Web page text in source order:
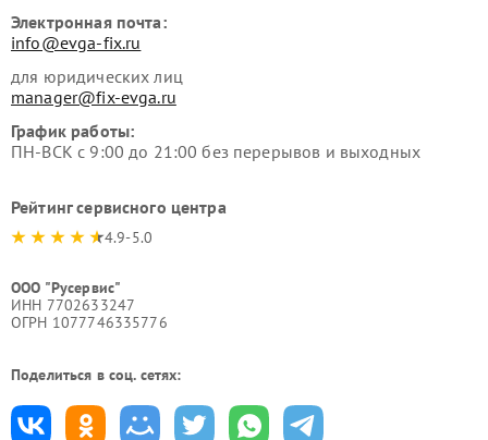
Электронная почта:
info@evga-fix.ru
для юридических лиц
manager@fix-evga.ru
График работы:
ПН-ВСК с 9:00 до 21:00 без перерывов и выходных
Рейтинг сервисного центра
4.9-5.0
ООО "Русервис"
ИНН 7702633247
ОГРН 1077746335776
Поделиться в соц. сетях: